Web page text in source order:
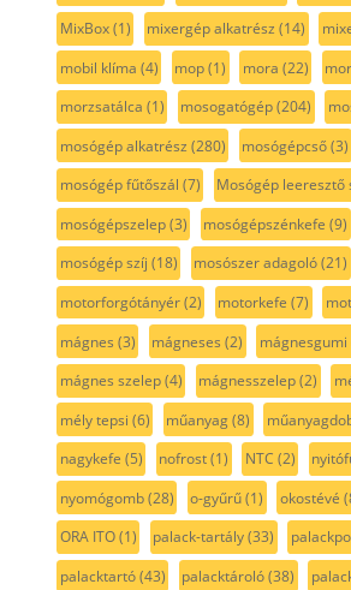
MixBox(1) mixergép alkatrész (14)
mobil klíma (4) mop(1) mora (22)
morzsatálca (1) mosogatógép(204)
mosógép alkatrész (280) mosógépcső(3)
mosógép fűtőszál (7) Mosógép leeresztő
mosógépszelep(3) mosógépszénkefe (9)
mosógép szíj (18) mosószer adagoló(21)
motorforgótányér(2) motorkefe (7)
mágnes (3) mágneses (2) mágnesgumi
mágnes szelep(4) mágnesszelep(2)
mély tepsi (6) műanyag(8)
nagykefe (5) nofrost(1) NTC (2)
nyomógomb(28) o-gyűrű(1) okostévé
ORA ITO(1) palack-tartály(33)
palacktartó(43) palacktároló(38)